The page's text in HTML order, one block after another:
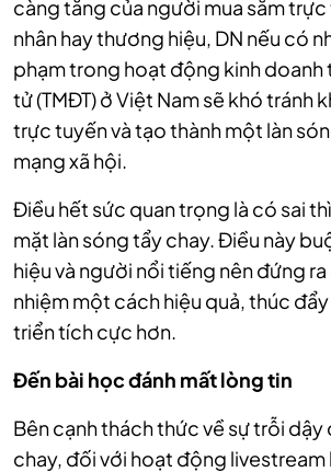
càng tăng của người mua sắm
nhân hay thương hiệu, DN nếu có
phạm trong hoạt động kinh doanh
tử (TMĐT) ở Việt Nam sẽ khó tránh
trực tuyến và tạo thành một làn
mạng xã hội.
Điều hết sức quan trọng là có sai
mặt làn sóng tẩy chay. Điều này
hiệu và người nổi tiếng nên đứng
nhiệm một cách hiệu quả, thúc
triển tích cực hơn.
Đến bài học đánh mất lòng tin
Bên cạnh thách thức về sự trỗi dậy
chay, đối với hoạt động livestream